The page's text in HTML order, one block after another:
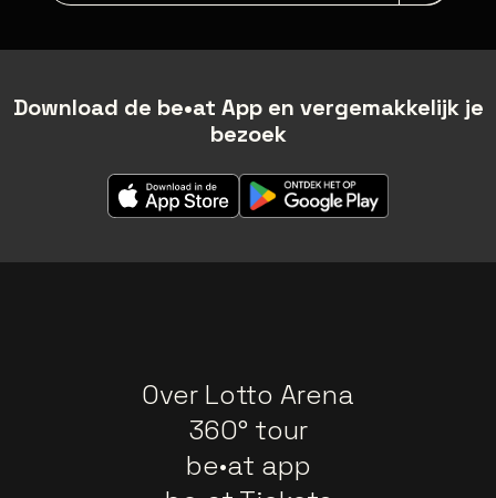
Download de be•at App en vergemakkelijk je
bezoek
Over Lotto Arena
360° tour
be•at app